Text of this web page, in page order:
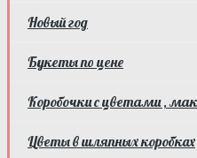
Новый год
Букеты по цене
Коробочки с цветами ,
Цветы в шляпных коробках